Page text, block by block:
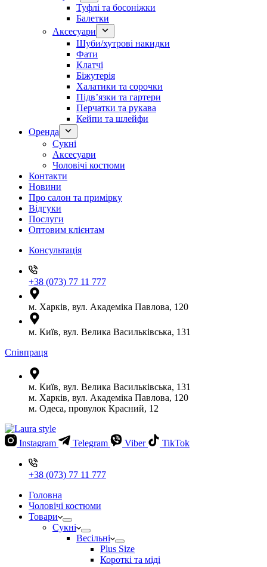
Туфлі та босоніжки
Балетки
Аксесуари
Шуби/хутрові накидки
Фати
Клатчі
Біжутерія
Халатики та сорочки
Підвʼязки та гартери
Перчатки та рукава
Кейпи та шлейфи
Оренда
Сукні
Аксесуари
Чоловічі костюми
Контакти
Новини
Про салон та примірку
Відгуки
Послуги
Оптовим клієнтам
Консультація
+38 (073) 77 11 777
м. Харків, вул. Академіка Павлова, 120
м. Київ, вул. Велика Васильківська, 131
Співпраця
м. Київ, вул. Велика Васильківська, 131
м. Харків, вул. Академіка Павлова, 120
м. Одеса, провулок Красний, 12
Instagram Telegram Viber TikTok
+38 (073) 77 11 777
Головна
Чоловічі костюми
Товари
Сукні
Весільні
Plus Size
Короткі та міді